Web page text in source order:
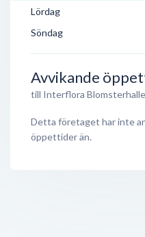
Lördag
Söndag
Avvikande
till Interflora
Detta företaget har inte
öppettider än.